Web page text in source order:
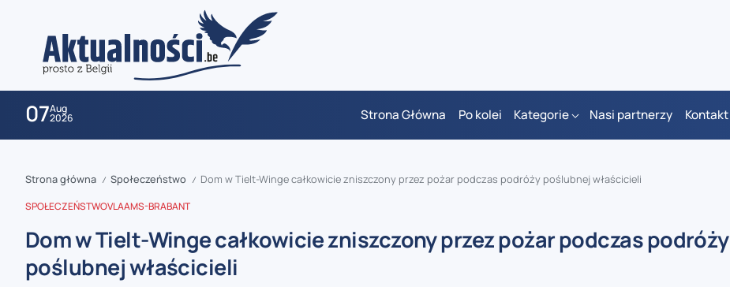
07Aug
2026 Strona Główna Po kolei Kategorie Nasi partnerzy Kontakt
Strona główna / Społeczeństwo / Dom w Tielt-Winge całkowicie zniszczony przez pożar podczas podróży poślubnej właścicieli
SPOŁECZEŃSTWOVLAAMS-BRABANT
Dom w Tielt-Winge całkowicie zniszczony przez pożar podczas podróży
poślubnej właścicieli